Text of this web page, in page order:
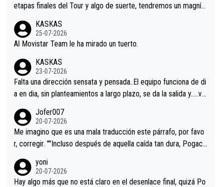
etapas finales del Tour y algo de suerte, tendremos un magnífi
KASKAS
25-07-2026
Al Movistar Team le ha mirado un tuerto.
KASKAS
23-07-2026
Falta una dirección sensata y pensada..El equipo funciona de di
a en dia, sin planteamientos a largo plazo, se da la salida y…..ve
Minguez, Velez etc etc.Me da pena vivir estos momentos tan
tristes sin victorias.
Jofer007
20-07-2026
Me imagino que es una mala traducción este párrafo, por favo
r, corregir. ""Incluso después de aquella caída tan dura, Pogaca
permaneció pegado a su rueda. Parecía increíble la forma en l
a que era capaz de controlar el miedo", recordó."
yoni
20-07-2026
Hay algo más que no está claro en el desenlace final, quizá Po